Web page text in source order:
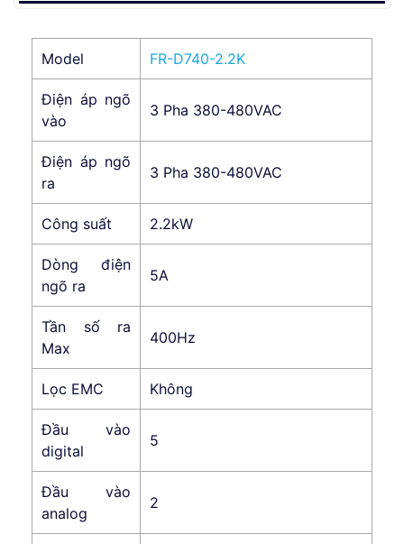
Model FR-D740-2.2K
Điện áp ngõ
vào
3 Pha 380-480VAC
Điện áp ngõ
ra
3 Pha 380-480VAC
Công suất 2.2kW
Dòng điện
ngõ ra
5A
Tần số ra
Max
400Hz
Lọc EMC Không
Đầu vào
digital
5
Đầu vào
analog
2